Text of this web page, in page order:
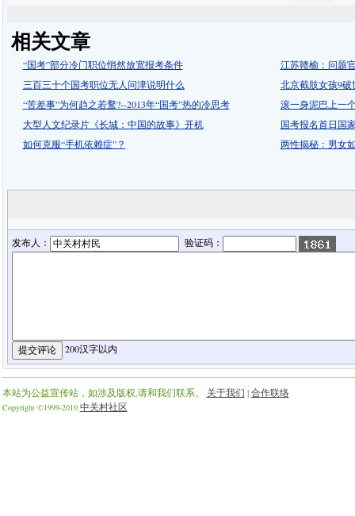
相关文章
“国考”部分冷门职位悄然放宽报考条件
江苏赣榆：问题
三百三十个国考职位无人问津说明什么
北京截肢女孩9破
“苦差事”为何趋之若鹜?--2013年“国考”热的冷思考
滚一身泥巴上一
大型人文纪录片《长城：中国的故事》开机
国考报名首日国
如何克服“手机依赖症”？
两性揭秘：男女
发布人： 验证码：
200汉字以内
本站为公益宣传站，如涉及版权,请和我们联系。 关于我们 |合作联络
Copyright ©1999-2010 中关村社区